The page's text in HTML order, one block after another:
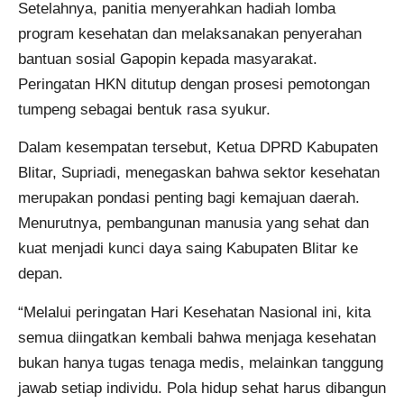
Setelahnya, panitia menyerahkan hadiah lomba
program kesehatan dan melaksanakan penyerahan
bantuan sosial Gapopin kepada masyarakat.
Peringatan HKN ditutup dengan prosesi pemotongan
tumpeng sebagai bentuk rasa syukur.
Dalam kesempatan tersebut, Ketua DPRD Kabupaten
Blitar, Supriadi, menegaskan bahwa sektor kesehatan
merupakan pondasi penting bagi kemajuan daerah.
Menurutnya, pembangunan manusia yang sehat dan
kuat menjadi kunci daya saing Kabupaten Blitar ke
depan.
“Melalui peringatan Hari Kesehatan Nasional ini, kita
semua diingatkan kembali bahwa menjaga kesehatan
bukan hanya tugas tenaga medis, melainkan tanggung
jawab setiap individu. Pola hidup sehat harus dibangun